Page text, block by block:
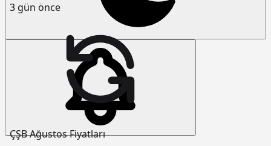
3 gün önce
ÇŞB Ağustos Fiyatları